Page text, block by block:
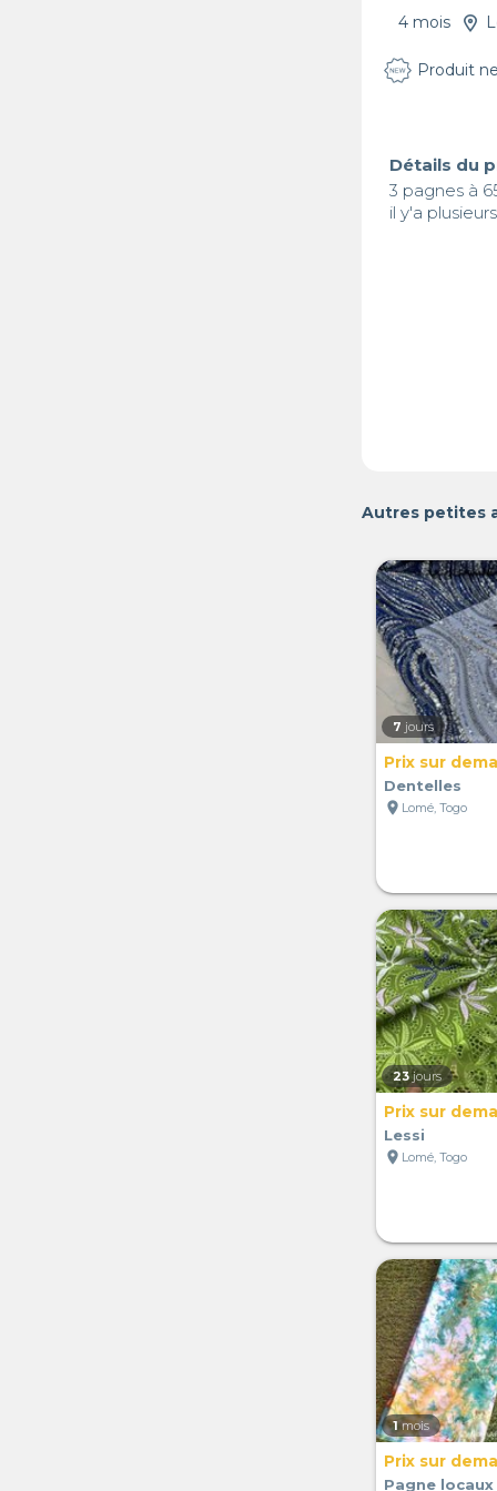
4 mois
Produit
Détails du
3 pagnes à
il y'a
Autres petites
7 jours
Prix sur
Dentelles
location_on Lomé, Togo
23 jours
Prix sur
Lessi
location_on Lomé, Togo
1 mois
Prix sur
Pagne locaux